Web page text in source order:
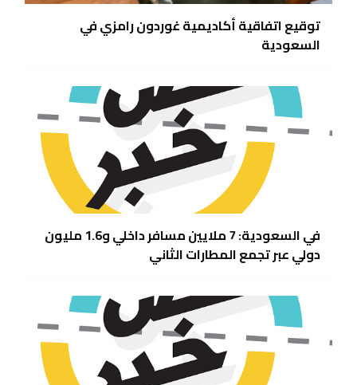
توقيع اتفاقية أكاديمية غوردون رامزي في
السعودية
في السعودية: 7 ملايين مسافر داخلي و1.6 مليون
دولي عبر تجمع المطارات الثاني